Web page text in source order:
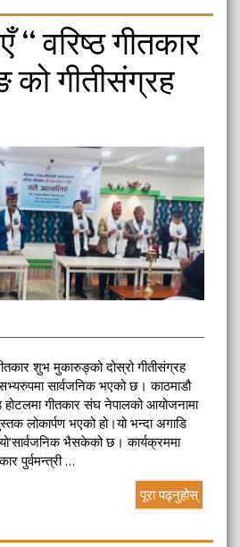
वरिष्ठ गीतकार
गीतीसंग्रह
शुभ मुकारुङ्को दोस्रो गीतीसंग्रह
सार्वजनिक भएको छ। काठमाडौ
गीतकार संघ नेपालको आयोजनामा
लोकार्पण भएको हो।यो भन्दा अगाडि
भैसकेको छ। कार्यक्रममा
पुर्वमन्त्री …
पूरा पढ्नुहोस्